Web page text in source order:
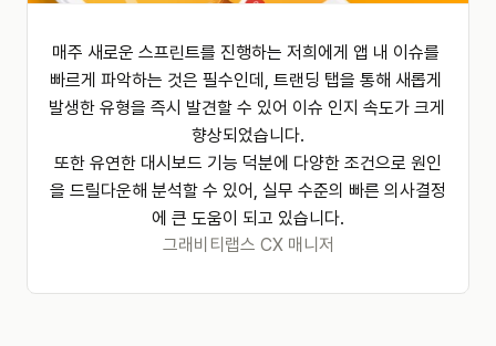
매주 새로운 스프린트를 진행하는 저희에게 앱 내 이슈를
빠르게 파악하는 것은 필수인데, 트랜딩 탭을 통해 새롭게
발생한 유형을 즉시 발견할 수 있어 이슈 인지 속도가 크게
향상되었습니다.
또한 유연한 대시보드 기능 덕분에 다양한 조건으로 원인
을 드릴다운해 분석할 수 있어, 실무 수준의 빠른 의사결정
에 큰 도움이 되고 있습니다.
그래비티랩스 CX 매니저